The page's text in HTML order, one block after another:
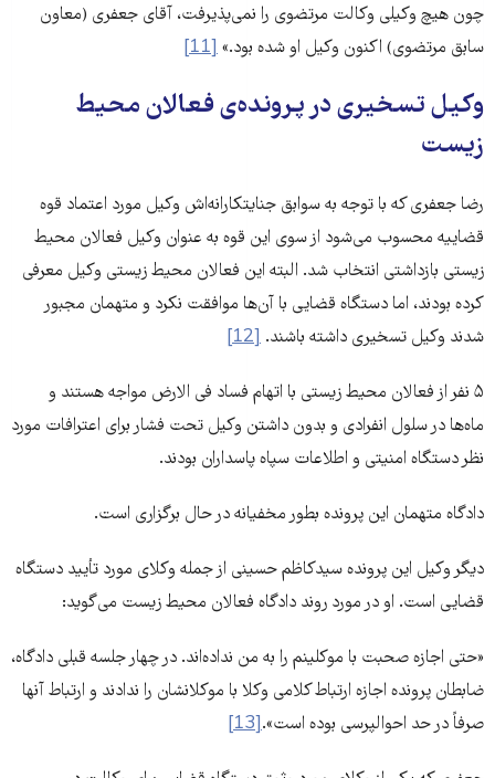
چون هیچ وکیلی وکالت مرتضوی را نمی‌پذیرفت، آقای جعفری (معاون
سابق مرتضوی) اکنون وکیل او شده بود.»[11]
وکیل تسخیری در پرونده‌ی فعالان محیط
زیست
رضا جعفری که با توجه به سوابق جنایتکارانه‌اش وکیل مورد اعتماد قوه
قضاییه محسوب می‌شود از سوی این قوه به عنوان وکیل فعالان محیط
زیستی بازداشتی انتخاب شد. البته این فعالان محیط زیستی وکیل معرفی
کرده بودند، اما دستگاه قضایی با آن‌ها موافقت نکرد و متهمان مجبور
شدند وکیل تسخیری داشته باشند. [12]
۵ نفر از فعالان محیط زیستی با اتهام فساد فی الارض مواجه هستند و
ماه‌‌ها در سلول‌ انفرادی و بدون داشتن وکیل تحت فشار برای اعترافات مورد
نظر دستگاه امنیتی و اطلاعات سپاه پاسداران بودند.
دادگاه متهمان این پرونده بطور مخفیانه در حال برگزاری است.
دیگر وکیل این پرونده سیدکاظم حسینی از جمله وکلای مورد تأیید دستگاه
قضایی است. او در مورد روند دادگاه فعالان محیط زیست می‌گوید:
«حتی اجازه صحبت با موکلینم را به من نداده‌اند. در چهار جلسه قبلی دادگاه،
ضابطان پرونده اجازه ارتباط کلامی وکلا با موکلانشان را ندادند و ارتباط آنها
صرفاً در حد احوالپرسی بوده است».[13]